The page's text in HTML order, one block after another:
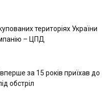
територіях України
– ЦПД
за 15 років приїхав до
обстріл